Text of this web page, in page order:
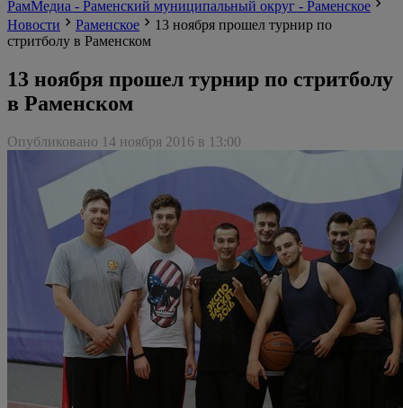
РамМедиа - Раменский муниципальный округ - Раменское
Новости
Раменское
13 ноября прошел турнир по
стритболу в Раменском
13 ноября прошел турнир по стритболу
в Раменском
Опубликовано 14 ноября 2016 в 13:00